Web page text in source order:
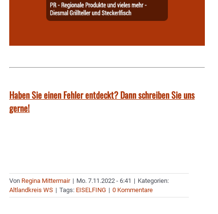
Haben Sie einen Fehler entdeckt? Dann schreiben Sie uns
gerne!
Von Regina Mittermair | Mo. 7.11.2022 - 6:41 | Kategorien:
Altlandkreis WS | Tags: EISELFING | 0 Kommentare